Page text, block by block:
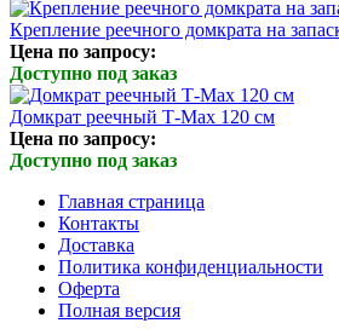
Крепление реечного домкрата на
Цена по запросу:
Доступно под заказ
Домкрат реечный Т-Мах 120 см
Цена по запросу:
Доступно под заказ
Главная страница
Контакты
Доставка
Политика конфиденциальности
Оферта
Полная версия